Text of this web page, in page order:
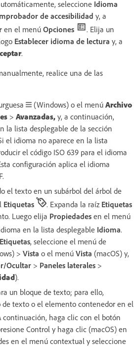
seleccione Idioma
de accesibilidad y, a
en el menú Opciones
. Elija un
Establecer idioma de lectura y, a
.
realice una de las
(Windows) o el menú Archivo
> Avanzadas, y, a continuación,
la lista desplegable de la sección
el idioma no aparece en la lista
el código ISO 639 para el idioma
configuración aplica el idioma
el texto en un subárbol del árbol de
Etiquetas . Expanda la raíz Etiquetas
Luego elija Propiedades en el menú
en la lista desplegable Idioma.
Etiquetas, seleccione el menú de
> Vista o el menú Vista (macOS) y,
Ocultar > Paneles laterales >
).
un bloque de texto; para ello,
texto o el elemento contenedor en el
continuación, haga clic con el botón
Control y haga clic (macOS) en
en el menú contextual y seleccione